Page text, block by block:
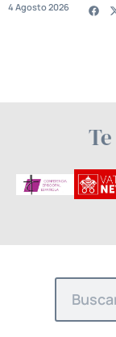
4 Agosto 2026